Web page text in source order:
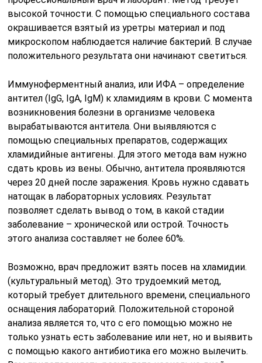
высокой точности. С помощью специального состава
окрашивается взятый из уретры материал и под
микроскопом наблюдается наличие бактерий. В случае
положительного результата они начинают светиться.
Иммуноферментный анализ, или ИФА – определение
антител (IgG, IgA, IgM) к хламидиям в крови. С момента
возникновения болезни в организме человека
вырабатываются антитела. Они выявляются с
помощью специальных препаратов, содержащих
хламидийные антигены. Для этого метода вам нужно
сдать кровь из вены. Обычно, антитела проявляются
через 20 дней после заражения. Кровь нужно сдавать
натощак в лабораторных условиях. Результат
позволяет сделать вывод о том, в какой стадии
заболевание – хронической или острой. Точность
этого анализа составляет не более 60%.
Возможно, врач предложит взять посев на хламидии.
(культуральный метод). Это трудоемкий метод,
который требует длительного времени, специального
оснащения лабораторий. Положительной стороной
анализа является то, что с его помощью можно не
только узнать есть заболевание или нет, но и выявить
с помощью какого антибиотика его можно вылечить.